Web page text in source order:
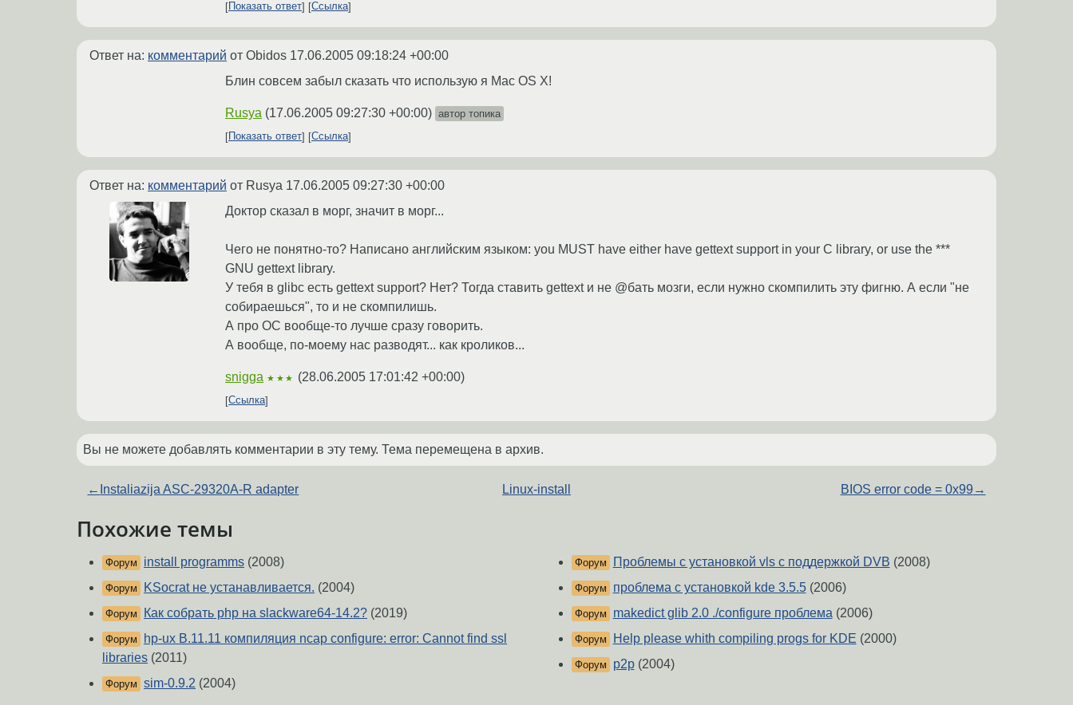
Показать ответ Ссылка
Ответ на: комментарий от Obidos 17.06.2005 09:18:24 +00:00
Блин совсем забыл сказать что использую я Mac OS X!
Rusya (17.06.2005 09:27:30 +00:00) автор топика
Показать ответ
Ссылка
Ответ на: комментарий от Rusya 17.06.2005 09:27:30 +00:00
Доктор сказал в морг, значит в морг...
Чего не понятно-то? Написано английским языком: you MUST have either have gettext support in your C library, or use the ***
GNU gettext library.
У тебя в glibc есть gettext support? Нет? Тогда ставить gettext и не @бать мозги, если нужно скомпилить эту фигню. А если "не
собираешься", то и не скомпилишь.
А про ОС вообще-то лучше сразу говорить.
А вообще, по-моему нас разводят... как кроликов...
snigga ★★★ (28.06.2005 17:01:42 +00:00)
Ссылка
Вы не можете добавлять комментарии в эту тему. Тема перемещена в архив.
← Instaliazija ASC-29320A-R adapter Linux-install BIOS error code = 0x99 →
Похожие темы
Форум install programms (2008)
Форум KSocrat не устанавливается. (2004)
Форум Как собрать php на slackware64-14.2? (2019)
Форум
hp-ux B.11.11 компиляция ncap configure: error: Cannot find ssl
libraries (2011)
Форум sim-0.9.2 (2004)
Форум Проблемы с установкой vls с поддержкой DVB (2008)
Форум проблема с установкой kde 3.5.5(2006)
Форум makedict glib 2.0 ./configure проблема(2006)
Форум Help please whith compiling progs for KDE (2000)
Форум p2p(2004)